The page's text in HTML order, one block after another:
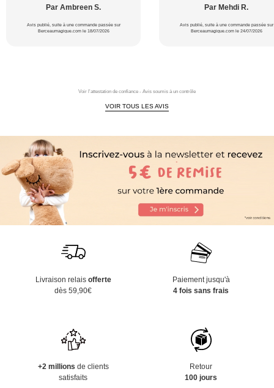
Par Ambreen S.
Avis publié, suite à une commande passée sur
Berceaumagique.com le 18/07/2026
Par Mehdi R.
Avis publié, suite à une commande passée sur
Berceaumagique.com le 24/07/2026
Voir l'attestation de confiance - Avis soumis à un contrôle
VOIR TOUS LES AVIS
Livraison relais offerte
dès 59,90€
Paiement jusqu'à
4 fois sans frais
+2 millions de clients
satisfaits
Retour
100 jours